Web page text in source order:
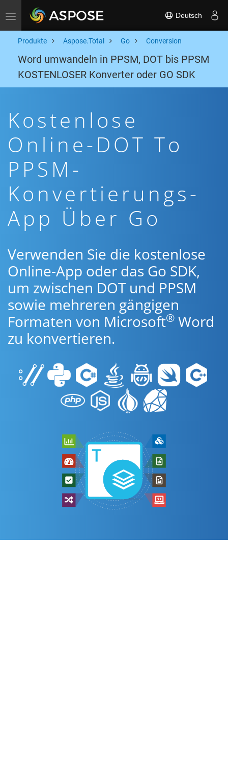
Toggle navigation Deutsch
Produkte Aspose.Total Go Conversion
Word umwandeln in PPSM, DOT bis PPSM
KOSTENLOSER Konverter oder GO SDK
Kostenlose
Online-DOT To
PPSM-
Konvertierungs-
App Über Go
Verwenden Sie die kostenlose
Online-App oder das Go SDK,
um zwischen DOT und PPSM
sowie mehreren gängigen
Formaten von Microsoft® Word
zu konvertieren.